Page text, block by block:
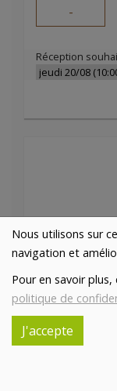
Nous utilisons sur
navigation et
Pour en savoir
politique de
J'accepte
-
Réception
Yaourt de
CHÈVRERIE BIO
-